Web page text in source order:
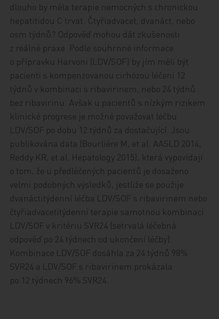
dlouho by měla terapie nemocných s chronickou
hepatitidou C trvat. Čtyřiadvacet, dvanáct, nebo
osm týdnů? Odpověď mohou dát zkušenosti
z reálné praxe. Podle souhrnné informace
o přípravku Harvoni (LDV/SOF) by jím měli být
pacienti s kompenzovanou cirhózou léčeni 12
týdnů v kombinaci s ribavirinem, nebo 24 týdnů
bez ribavirinu. Avšak u pacientů s nízkým rizikem
klinické progrese je možné považovat léčbu
LDV/SOF po dobu 12 týdnů za dostačující. Jsou
publikována data (Bourliére M, et al. AASLD 2014;
Reddy KR, et al. Hepatology 2015), která vypovídají
o tom, že u předléčených pacientů je dosaženo
velmi podobných výsledků, jestliže se použije
dvanáctitýdenní léčba LDV/SOF s ribavirinem nebo
čtyřiadvacetitýdenní terapie samotnou kombinací
LDV/SOF v kritériu SVR24 (setrvalá léčebná
odpověď po 24 týdnech od ukončení léčby).
Kombinace LDV/SOF dosáhla za 24 týdnů 98%
SVR24 a LDV/SOF s ribavirinem prokázala
po 12 týdnech 96% SVR24.